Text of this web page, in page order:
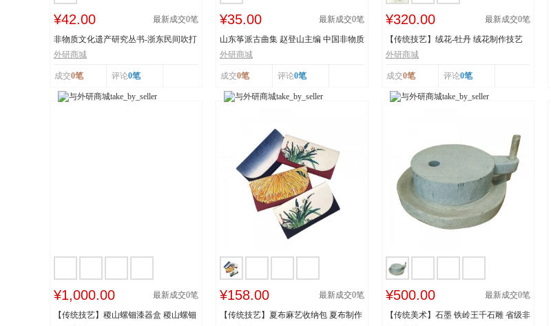
¥42.00 最新成交0笔
非物质文化遗产研究丛书-浙东民间吹打
乐研究 作...
外研商城
成交0笔 评论0笔
¥35.00 最新成交0笔
山东筝派古曲集 赵登山主编 中国非物质
文化遗产 上...
外研商城
成交0笔 评论0笔
¥320.00 最新成交0笔
【传统技艺】绒花-牡丹 绒花制作技艺
市级非物质...
外研商城
成交0笔 评论0笔
¥1,000.00 最新成交0笔
【传统技艺】稷山螺钿漆器盒 稷山螺钿
¥158.00 最新成交0笔
【传统技艺】夏布麻艺收纳包 夏布制作
¥500.00 最新成交0笔
【传统美术】石墨 铁岭王千石雕 省级非